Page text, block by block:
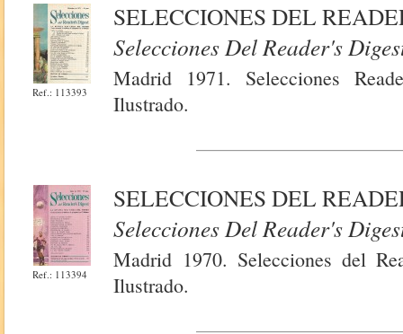
Ref.: 113393
SELECCIONES DEL
Selecciones Del Reader's
Madrid 1971. Selecciones
Ilustrado.
Ref.: 113394
SELECCIONES DEL
Selecciones Del Reader's
Madrid 1970. Selecciones del
Ilustrado.